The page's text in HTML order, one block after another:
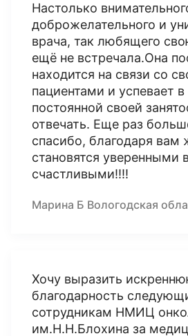
Настолько
доброжелательного и
врача, так любящего
ещё не встречала.Она
находится на связи со
пациентами и успевает
постоянной своей
отвечать. Еще раз
спасибо, благодаря
становятся уверенными
счастливыми!!!!
Марина Б Вологодская
Хочу выразить
благодарность
сотрудникам НМИЦ
им.Н.Н.Блохина за